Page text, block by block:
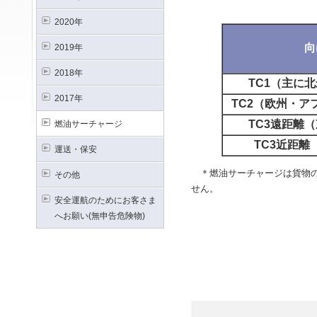
2020年
2019年
2018年
2017年
燃油サーチャージ
運送・保安
その他
安全運航のためにお客さま
へお願い(無申告危険物)
TC1（主に
TC2（欧州・ア
TC3遠距離
TC3近距離
＊燃油サーチャージは貨物
せん。